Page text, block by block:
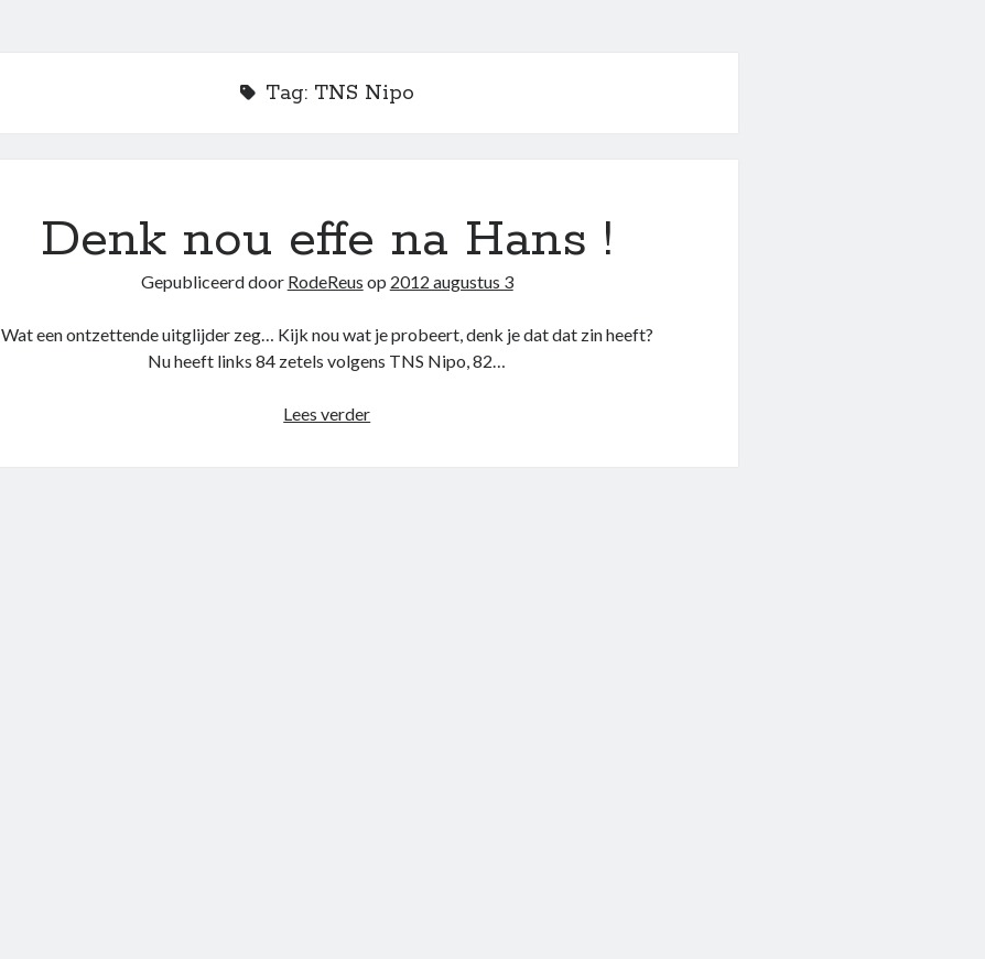
Tag: TNS Nipo
Denk nou effe na Hans !
Gepubliceerd door RodeReus op 2012 augustus 3
Wat een ontzettende uitglijder zeg… Kijk nou wat je probeert, denk je dat dat zin heeft?
Nu heeft links 84 zetels volgens TNS Nipo, 82…
Lees verderDenk